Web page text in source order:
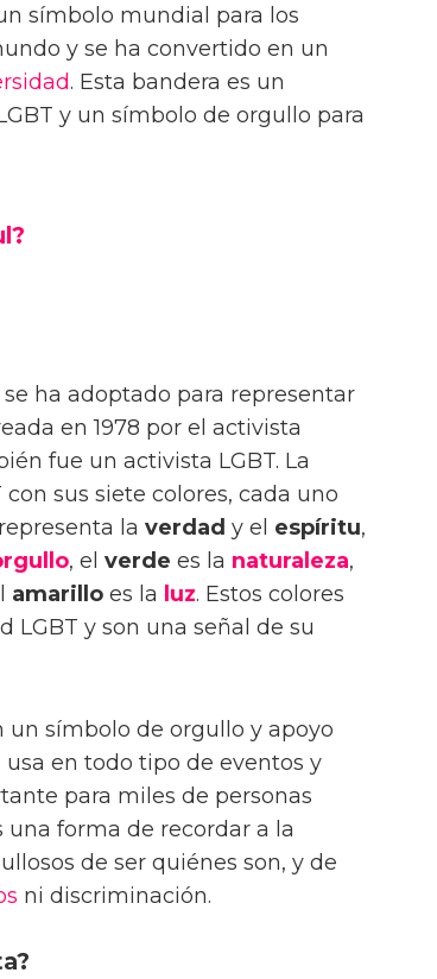
símbolo mundial para los
y se ha convertido en un
. Esta bandera es un
y un símbolo de orgullo para
ha adoptado para representar
en 1978 por el activista
fue un activista LGBT. La
sus siete colores, cada uno
representa la verdad y el espíritu,
, el verde es la naturaleza,
amarillo es la luz. Estos colores
y son una señal de su
un símbolo de orgullo y apoyo
usa en todo tipo de eventos y
para miles de personas
una forma de recordar a la
de ser quiénes son, y de
ni discriminación.